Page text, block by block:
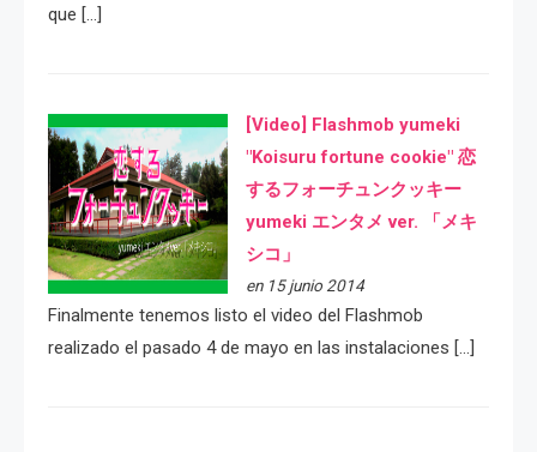
que […]
[Video] Flashmob yumeki
"Koisuru fortune cookie" 恋
するフォーチュンクッキー
yumeki エンタメ ver. 「メキ
シコ」
en 15 junio 2014
Finalmente tenemos listo el video del Flashmob
realizado el pasado 4 de mayo en las instalaciones […]